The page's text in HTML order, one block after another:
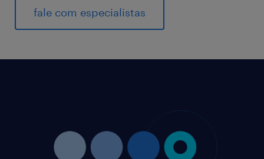
fale com especialistas